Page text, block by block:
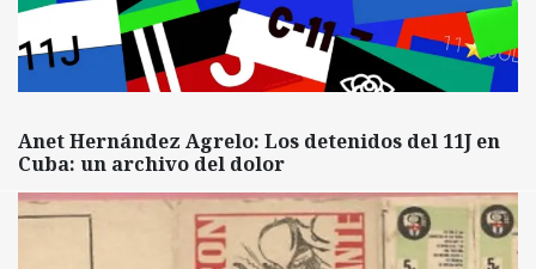
Anet Hernández Agrelo: Los detenidos del 11J en
Cuba: un archivo del dolor